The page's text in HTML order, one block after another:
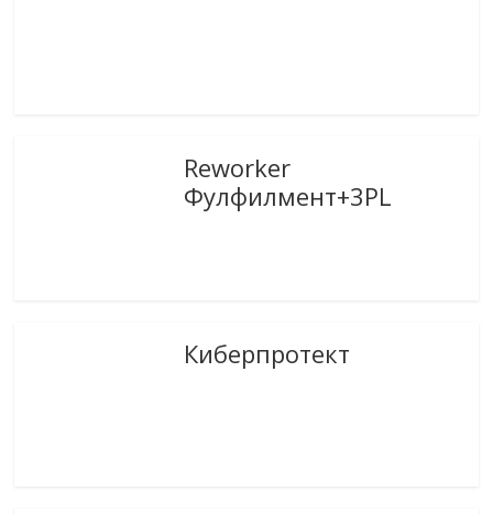
Reworker
Фулфилмент+3PL
Киберпротект